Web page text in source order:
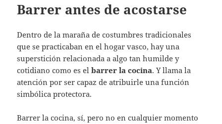
Barrer antes de acostarse
Dentro de la maraña de costumbres tradicionales
que se practicaban en el hogar vasco, hay una
superstición relacionada a algo tan humilde y
cotidiano como es elbarrer la cocina. Y llama la
atención por ser capaz de atribuirle una función
simbólica protectora.
Barrer la cocina, sí, pero no en cualquier momento